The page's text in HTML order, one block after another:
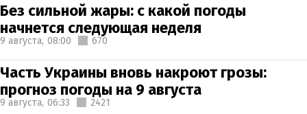
Без сильной жары: с какой погоды
начнется следующая неделя
9 августа, 08:00 670
Часть Украины вновь накроют грозы:
прогноз погоды на 9 августа
9 августа, 06:33 2421